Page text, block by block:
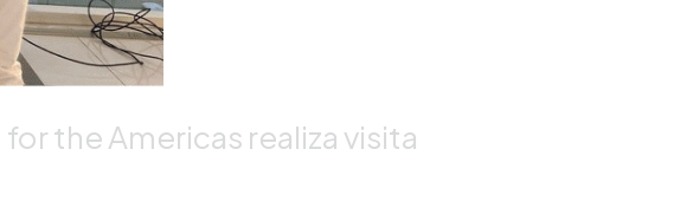
the Americas realiza visita